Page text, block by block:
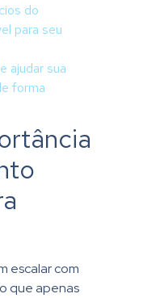
do
para seu
ajudar sua
forma
escalar com
que apenas